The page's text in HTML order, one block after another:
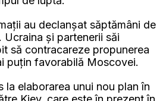
au declanșat săptămâni de
și partenerii săi
să contracareze propunerea
puțin favorabilă Moscovei.
la elaborarea unui nou plan în